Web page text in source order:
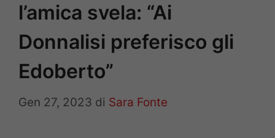
l’amica svela: “Ai
Donnalisi preferisco gli
Edoberto”
Gen 27, 2023 di Sara Fonte